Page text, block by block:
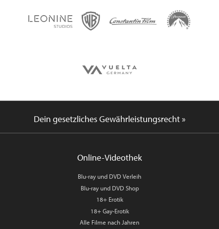
Dein gesetzliches Gewährleistungsrecht »
Online-Videothek
Blu-ray und DVD Verleih
Blu-ray und DVD Shop
18+ Erotik
18+ Gay-Erotik
Alle Filme nach Jahren